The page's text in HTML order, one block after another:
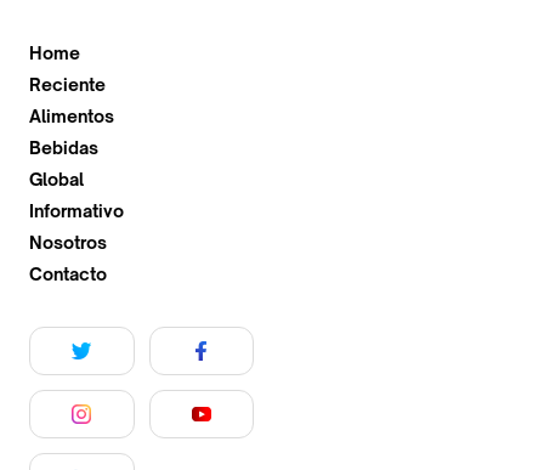
Home
Reciente
Alimentos
Bebidas
Global
Informativo
Nosotros
Contacto